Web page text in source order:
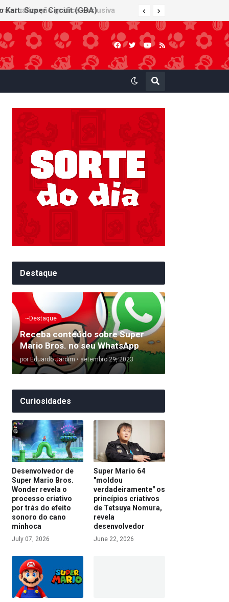
Kart: Super Circuit (GBA)
Destaque
~Destaque
Receba conteúdo sobre Super
Mario Bros. no seu WhatsApp
por Eduardo Jardim • setembro 29, 2023
Curiosidades
Desenvolvedor de
Super Mario Bros.
Wonder revela o
processo criativo
por trás do efeito
sonoro do cano
minhoca
July 07, 2026
Super Mario 64
"moldou
verdadeiramente" os
princípios criativos
de Tetsuya Nomura,
revela
desenvolvedor
June 22, 2026